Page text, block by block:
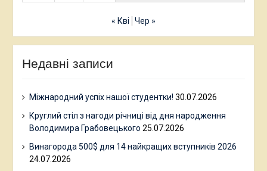
« Кві Чер »
Недавні записи
Міжнародний успіх нашої студентки! 30.07.2026
Круглий стіл з нагоди річниці від дня народження
Володимира Грабовецького 25.07.2026
Винагорода 500$ для 14 найкращих вступників 2026
24.07.2026